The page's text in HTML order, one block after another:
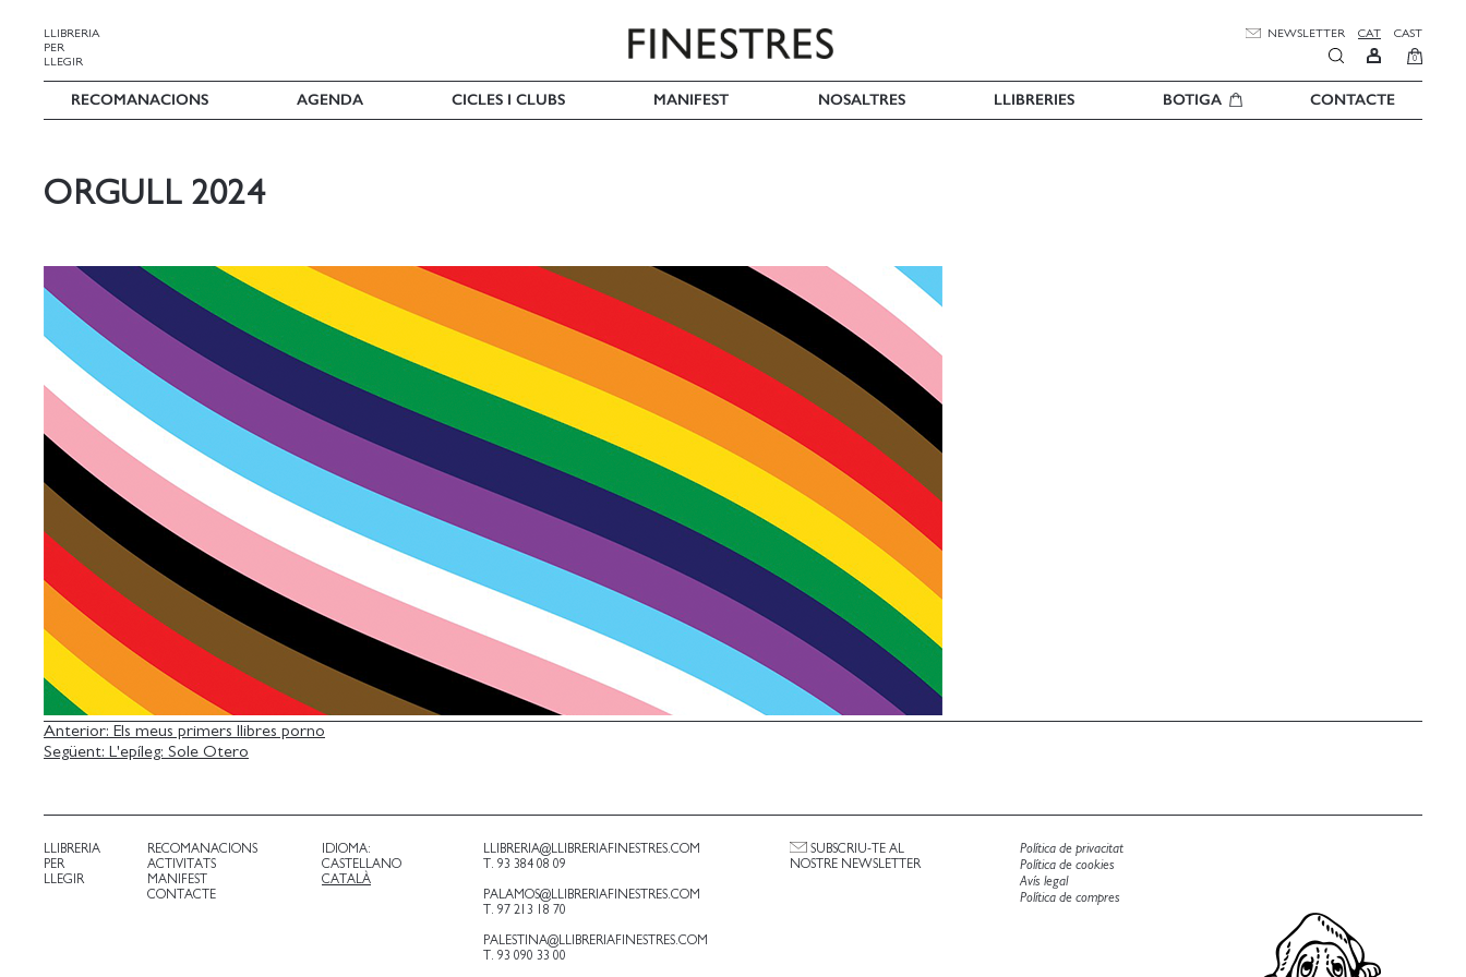
LLIBRERIA
PER
LLEGIR
NEWSLETTER CAT CAST
0
RECOMANACIONS AGENDA CICLES I CLUBS MANIFEST NOSALTRES LLIBRERIES BOTIGA CONTACTE
ORGULL 2024
NAVEGACIÓ
D'ENTRADES
Anterior: Els meus primers llibres porno
Següent: L'epíleg: Sole Otero
LLIBRERIA
PER
LLEGIR
RECOMANACIONS
ACTIVITATS
MANIFEST
CONTACTE
IDIOMA:
CASTELLANO
CATALÀ
LLIBRERIA@LLIBRERIAFINESTRES.COM
T. 93 384 08 09
PALAMOS@LLIBRERIAFINESTRES.COM
T. 97 213 18 70
PALESTINA@LLIBRERIAFINESTRES.COM
T. 93 090 33 00
SUBSCRIU-TE AL
NOSTRE NEWSLETTER
Política de privacitat
Política de cookies
Avís legal
Política de compres